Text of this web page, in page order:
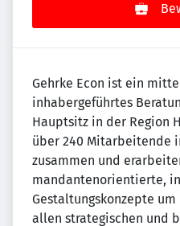
Gehrke Econ ist ein
inhabergeführtes
Hauptsitz in der Region
über 240 Mitarbeitende
zusammen und
mandantenorientierte,
Gestaltungskonzepte
allen strategischen und